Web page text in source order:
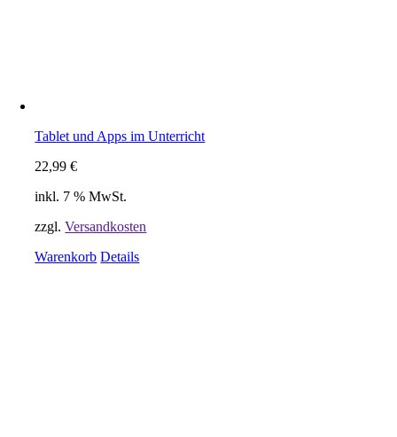
Tablet und Apps im Unterricht
22,99€
inkl. 7 % MwSt.
zzgl.Versandkosten
Warenkorb Details